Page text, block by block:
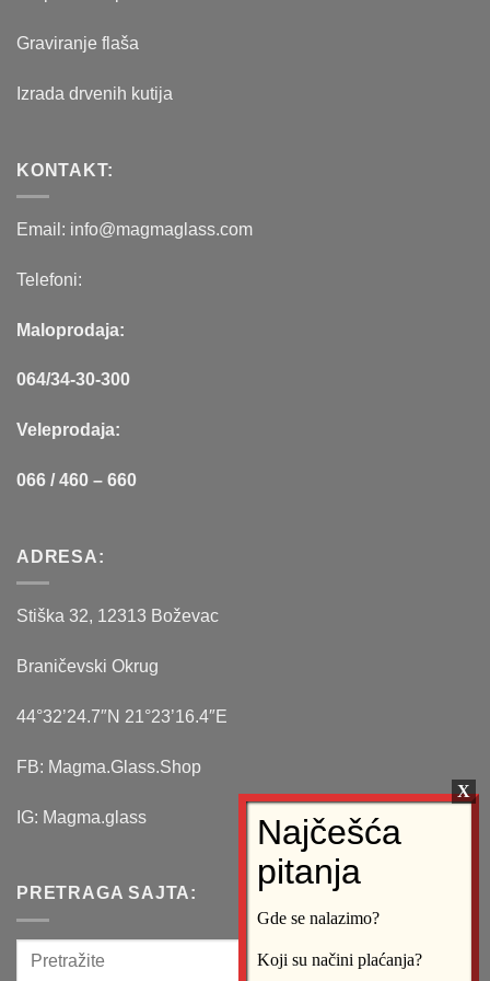
Graviranje flaša
Izrada drvenih kutija
KONTAKT:
Email: info@magmaglass.com
Telefoni:
Maloprodaja:
064/34-30-300
Veleprodaja:
066 / 460 – 660
ADRESA:
Stiška 32, 12313 Boževac
Braničevski Okrug
44°32’24.7″N 21°23’16.4″E
FB: Magma.Glass.Shop
IG: Magma.glass
PRETRAGA SAJTA:
Gde se nalazimo?
Koji su načini plaćanja?